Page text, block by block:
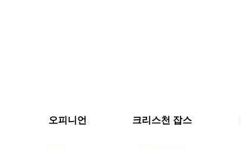
오피니언 크리스천 잡스